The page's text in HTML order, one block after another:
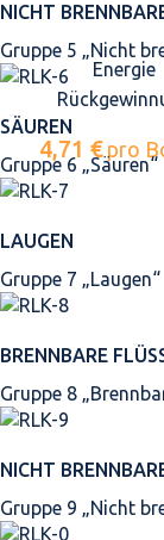
NICHT
Gruppe 5 „Nicht
SÄUREN
Gruppe 6 „Säuren“
LAUGEN
Gruppe 7 „Laugen“
BRENNBARE
Gruppe 8
NICHT
Gruppe 9 „Nicht
Energie
4,71 € pro